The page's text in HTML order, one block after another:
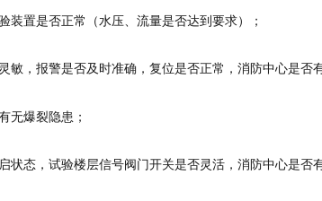
装置是否正常（水压、流量是否达到要求）；
敏，报警是否及时准确，复位是否正常，消防中心是否
无爆裂隐患；
状态，试验楼层信号阀门开关是否灵活，消防中心是否